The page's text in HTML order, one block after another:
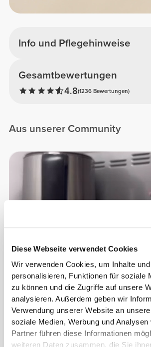
Diese Webseite verwendet Cookies
Wir verwenden Cookies, um Inhalte
personalisieren, Funktionen für soziale
zu können und die Zugriffe auf unsere
analysieren. Außerdem geben wir
Verwendung unserer Website an
soziale Medien, Werbung und
Partner führen diese Informationen
weiteren Daten zusammen, die Sie
Info und Pflegehinweise
Gesamtbewertungen
4.8(1236 Bewertungen)
Aus unserer Community
Bárbara Torres